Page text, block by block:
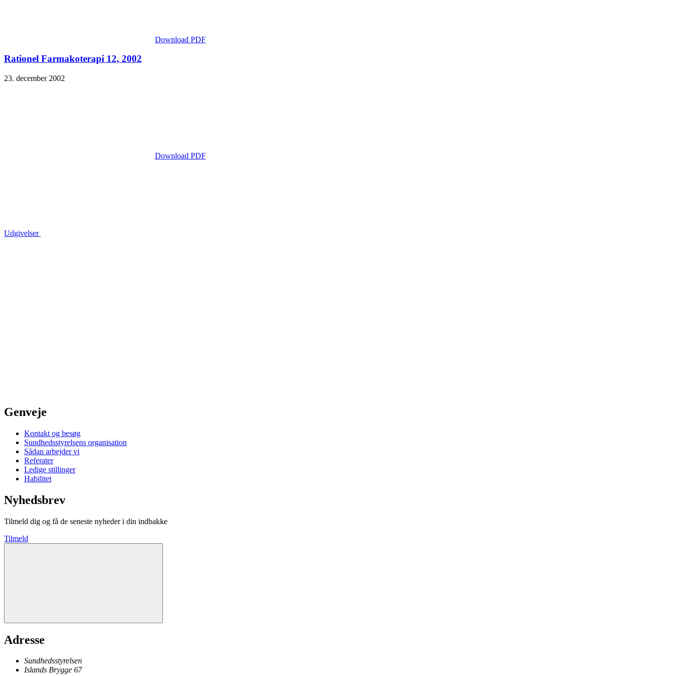
Download PDF
Rationel Farmakoterapi 12, 2002
23. december 2002
Download PDF
Udgivelser
Genveje
Kontakt og besøg
Sundhedsstyrelsens organisation
Sådan arbejder vi
Referater
Ledige stillinger
Habilitet
Nyhedsbrev
Tilmeld dig og få de seneste nyheder i din indbakke
Tilmeld
Adresse
Sundhedsstyrelsen
Islands Brygge 67